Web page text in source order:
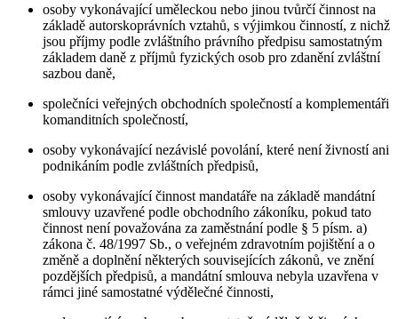
osoby vykonávající uměleckou nebo jinou tvůrčí činnost na
základě autorskoprávních vztahů, s výjimkou činností, z nichž
jsou příjmy podle zvláštního právního předpisu samostatným
základem daně z příjmů fyzických osob pro zdanění zvláštní
sazbou daně,
společníci veřejných obchodních společností a komplementáři
komanditních společností,
osoby vykonávající nezávislé povolání, které není živností ani
podnikáním podle zvláštních předpisů,
osoby vykonávající činnost mandatáře na základě mandátní
smlouvy uzavřené podle obchodního zákoníku, pokud tato
činnost není považována za zaměstnání podle § 5 písm. a)
zákona č. 48/1997 Sb., o veřejném zdravotním pojištění a o
změně a doplnění některých souvisejících zákonů, ve znění
pozdějších předpisů, a mandátní smlouva nebyla uzavřena v
rámci jiné samostatné výdělečné činnosti,